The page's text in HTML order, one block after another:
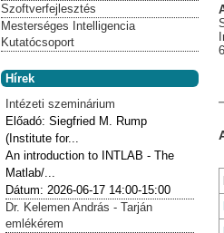
Szoftverfejlesztés
Mesterséges Intelligencia
Kutatócsoport
Hírek
Intézeti szeminárium
Előadó:Siegfried M. Rump
(Institute for...
An introduction to INTLAB - The
Matlab/...
Dátum:2026-06-17 14:00-15:00
Dr. Kelemen András - Tarján
emlékérem